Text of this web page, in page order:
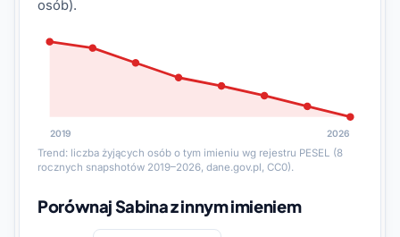
osób).
2019 2026
Trend: liczba żyjących osób o tym imieniu wg rejestru PESEL (8
rocznych snapshotów 2019–2026, dane.gov.pl, CC0).
Porównaj Sabina z innym imieniem